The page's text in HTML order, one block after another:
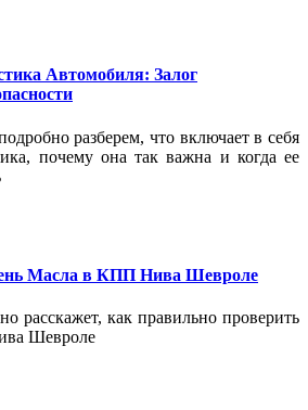
Автомобиля: Залог
разберем, что включает в себя
почему она так важна и когда ее
Масла в КПП Нива Шевроле
расскажет, как правильно проверить
Шевроле